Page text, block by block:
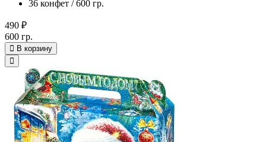
36 конфет / 600 гр.
490 ₽
600 гр.
В корзину